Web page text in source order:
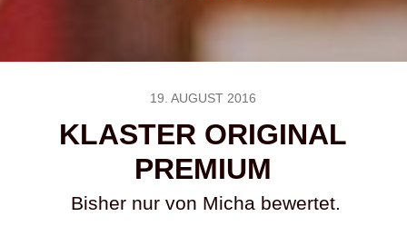
19. AUGUST 2016
KLASTER ORIGINAL
PREMIUM
Bisher nur von Micha bewertet.